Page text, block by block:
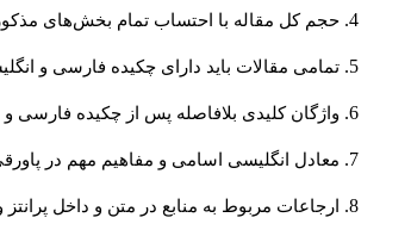
حجم کل مقاله با احتساب تمام بخش‌های مذکور در بند ۲، بین ۶۰۰۰ تا
تمامی مقالات باید دارای چکیده فارسی و انگلیسی باشند. حجم
واژگان کلیدی بلافاصله پس از چکیده فارسی و انگلیسی و بین
معادل انگلیسی اسامی و مفاهیم مهم در
ارجاعات مربوط به منابع در متن و داخل